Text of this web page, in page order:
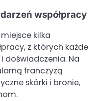
współpracy
kilka
z których każde
doświadczenia. Na
franczyzą
skórki i bronie,